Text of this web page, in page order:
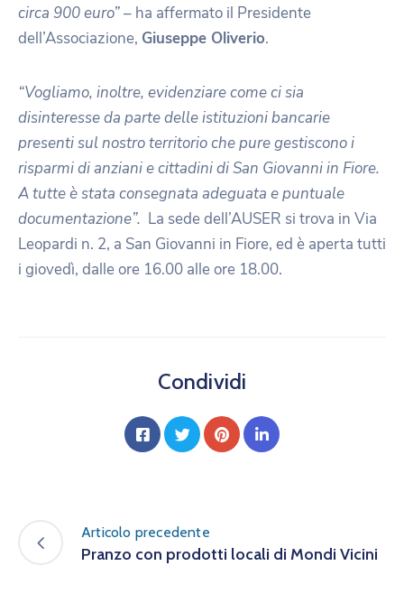
circa 900 euro”– ha affermato il Presidente
dell’Associazione, Giuseppe Oliverio.
“Vogliamo, inoltre, evidenziare come ci sia
disinteresse da parte delle istituzioni bancarie
presenti sul nostro territorio che pure gestiscono i
risparmi di anziani e cittadini di San Giovanni in Fiore.
A tutte è stata consegnata adeguata e puntuale
documentazione”. La sede dell’AUSER si trova in Via
Leopardi n. 2, a San Giovanni in Fiore, ed è aperta tutti
i giovedì, dalle ore 16.00 alle ore 18.00.
Condividi
Articolo precedente
Pranzo con prodotti locali di Mondi Vicini